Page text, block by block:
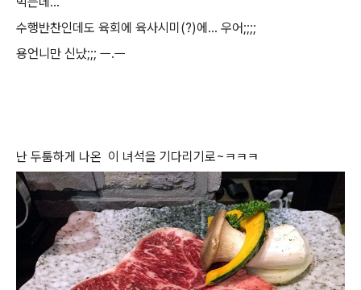
수행반찬인데도 육회에 육사시미(?)에... 우어;;;;
용언니만 신났;;; ㅡ.ㅡ
난 두툼하게 나온 이 녀석을 기다리기로~ㅋㅋㅋ